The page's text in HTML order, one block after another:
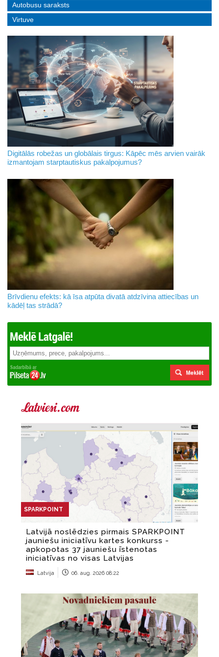
Autobusu saraksts
Virtuve
Digitālās robežas un globālais tirgus: Kāpēc mēs arvien vairāk
izmantojam starptautiskus pakalpojumus?
Brīvdienu efekts: kā īsa atpūta divatā atdzīvina attiecības un
kādēļ tas strādā?